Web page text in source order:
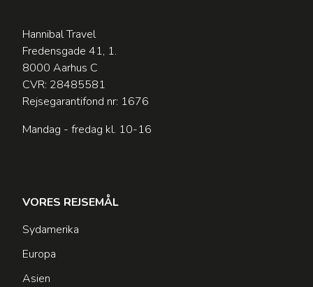
Hannibal Travel
Fredensgade 41, 1.
8000 Aarhus C
CVR: 28485581
Rejsegarantifond nr: 1676
Mandag - fredag kl. 10-16
VORES REJSEMÅL
Sydamerika
Europa
Asien